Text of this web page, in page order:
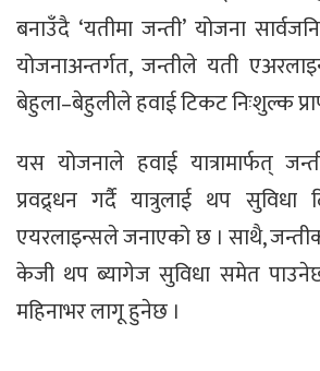
बनाउँदै ‘यतीमा जन्ती’ योजना
योजनाअन्तर्गत, जन्तीले यती
बेहुला–बेहुलीले हवाई टिकट निःशुल्क
यस योजनाले हवाई यात्रामार्फत्
प्रवद्र्धन गर्दै यात्रुलाई थप सुविधा
एयरलाइन्सले जनाएको छ । साथै,
केजी थप ब्यागेज सुविधा समेत
महिनाभर लागू हुनेछ ।